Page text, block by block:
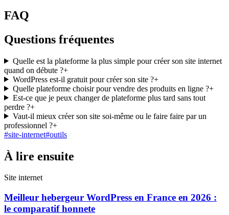
FAQ
Questions fréquentes
Quelle est la plateforme la plus simple pour créer son site internet
quand on débute ?+
WordPress est-il gratuit pour créer son site ?+
Quelle plateforme choisir pour vendre des produits en ligne ?+
Est-ce que je peux changer de plateforme plus tard sans tout
perdre ?+
Vaut-il mieux créer son site soi-même ou le faire faire par un
professionnel ?+
#site-internet#outils
À lire ensuite
Site internet
Meilleur hebergeur WordPress en France en 2026 :
le comparatif honnete